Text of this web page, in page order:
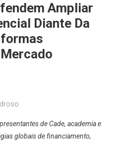
Ampliar
Diante Da
de Cade, academia e
globais de financiamento,